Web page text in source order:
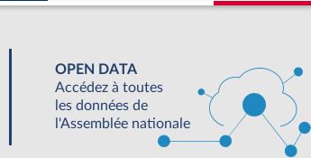
OPEN DATA
Accédez à toutes
les données de
l'Assemblée nationale